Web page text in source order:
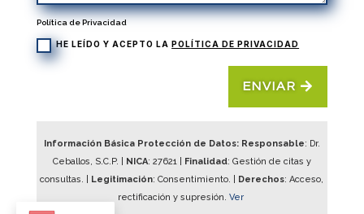
Política de Privacidad
HE LEÍDO Y ACEPTO LA POLÍTICA DE PRIVACIDAD
ENVIAR
Información Básica Protección de Datos: Responsable: Dr.
Ceballos, S.C.P. |
NICA: 27621| Finalidad: Gestión de citas y
consultas. |
Legitimación: Consentimiento. | Derechos: Acceso,
rectificación y supresión. Ver